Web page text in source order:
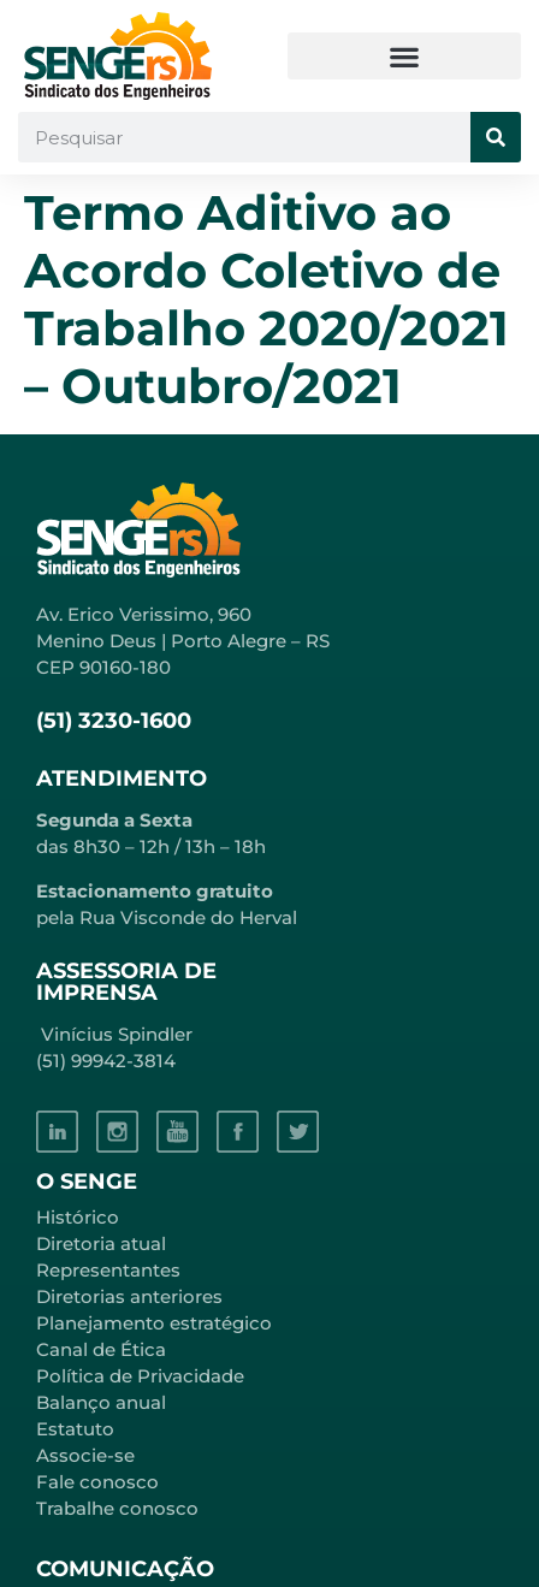
Termo Aditivo ao
Acordo Coletivo de
Trabalho 2020/2021
– Outubro/2021
O SENGE
Histórico
Diretoria atual
Representantes
Diretorias anteriores
Planejamento estratégico
Canal de Ética
Política de Privacidade
Balanço anual
Estatuto
Associe-se
Fale conosco
Trabalhe conosco
COMUNICAÇÃO
Av. Erico Verissimo, 960
Menino Deus | Porto Alegre – RS
CEP 90160-180
(51) 3230-1600
ATENDIMENTO
Segunda a Sexta
das 8h30 – 12h / 13h – 18h
Estacionamento gratuito
pela Rua Visconde do Herval
ASSESSORIA DE
IMPRENSA
Vinícius Spindler
(51) 99942-3814